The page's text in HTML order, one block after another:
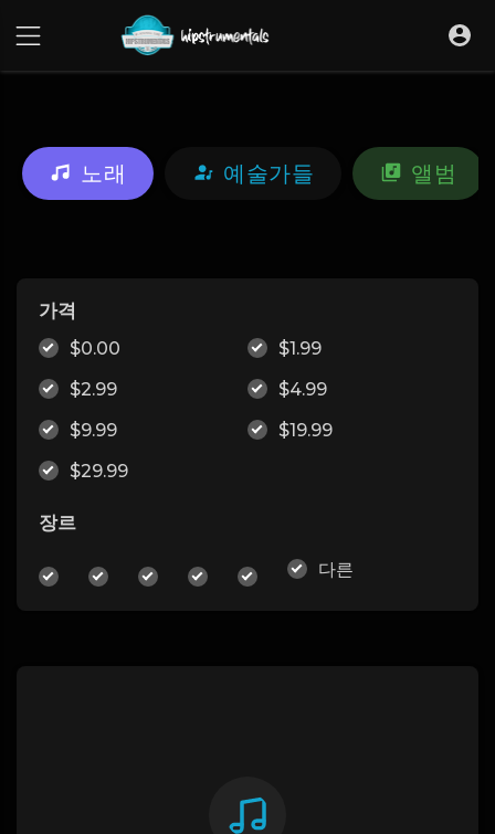
노래 예술가들 앨범
가격
$0.00
$1.99
$2.99
$4.99
$9.99
$19.99
$29.99
장르
다른